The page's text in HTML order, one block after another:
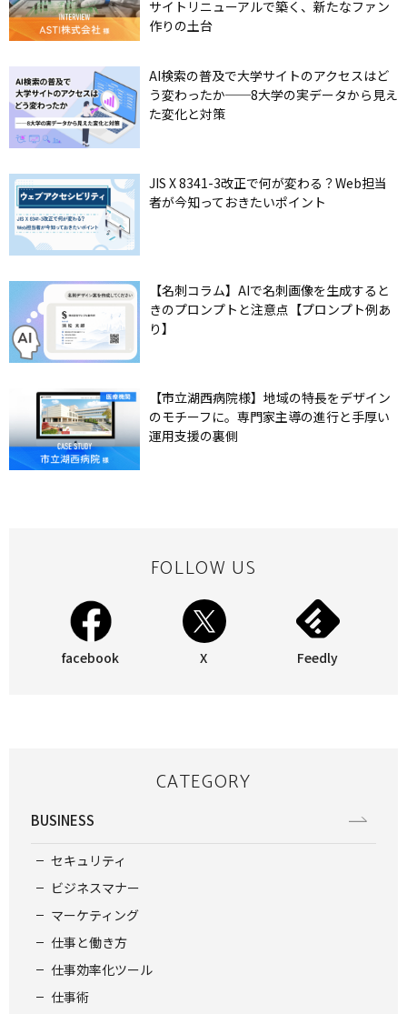
サイトリニューアルで築く、新たなファン
作りの土台
AI検索の普及で大学サイトのアクセスはど
う変わったか──8大学の実データから見え
た変化と対策
JIS X 8341-3改正で何が変わる？Web担当
者が今知っておきたいポイント
【名刺コラム】AIで名刺画像を生成すると
きのプロンプトと注意点【プロンプト例あ
り】
【市立湖西病院様】地域の特長をデザイン
のモチーフに。専門家主導の進行と手厚い
運用支援の裏側
FOLLOW US
facebook X Feedly
CATEGORY
BUSINESS
セキュリティ
ビジネスマナー
マーケティング
仕事と働き方
仕事効率化ツール
仕事術